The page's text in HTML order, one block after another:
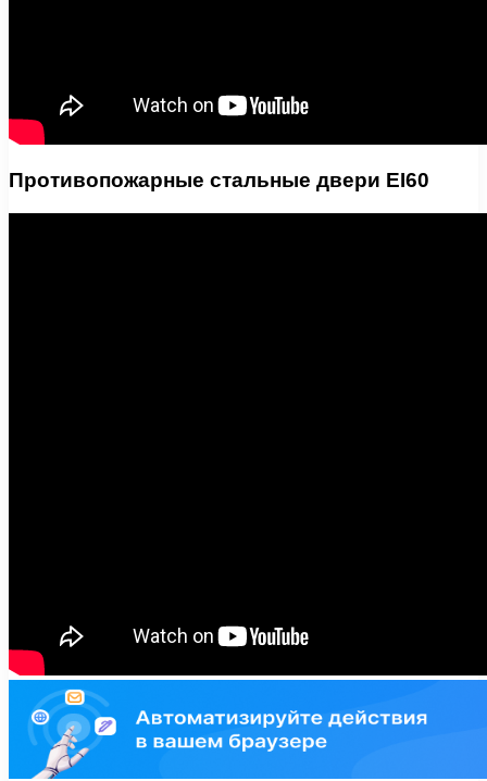
Противопожарные стальные двери EI60